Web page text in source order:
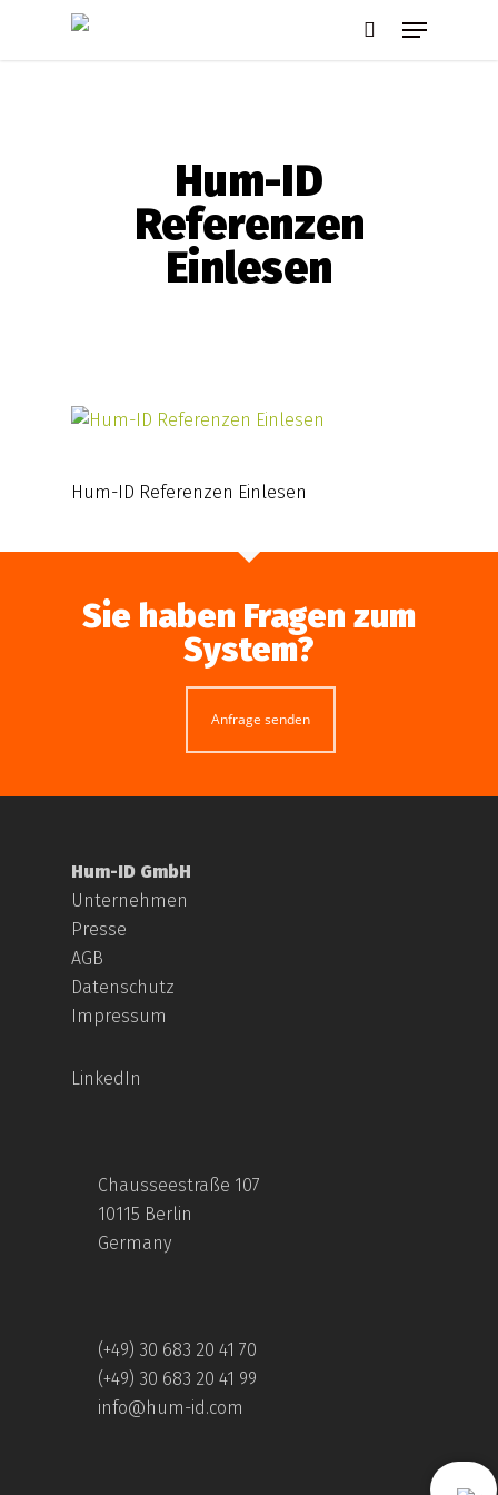
Menu
Hum-ID
Referenzen
Einlesen
Hum-ID Referenzen Einlesen
Sie haben Fragen zum
System?
Anfrage senden
Hum-ID GmbH
Unternehmen
Presse
AGB
Datenschutz
Impressum
LinkedIn
Chausseestraße 107
10115 Berlin
Germany
(+49) 30 683 20 41 70
(+49) 30 683 20 41 99
info@hum-id.com